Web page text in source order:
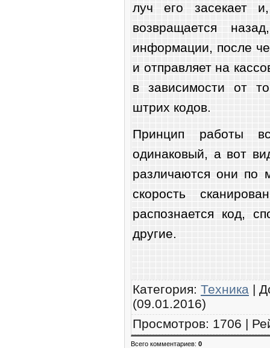
луч его засекает
возвращается
информации, после
и отправляет на
в зависимости от
штрих кодов.
Принцип работы
одинаковый, а вот
различаются они по
скорость
распознается код,
другие.
Категория: Техника |
(09.01.2016)
Просмотров: 1706 |
Всего комментариев: 0